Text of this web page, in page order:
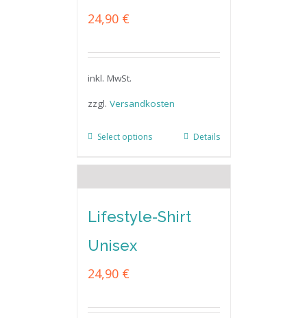
24,90 €
inkl. MwSt.
zzgl. Versandkosten
Select options Details
Lifestyle-Shirt
Unisex
24,90 €